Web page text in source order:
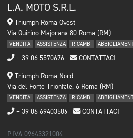
L.A. MOTO S.R.L.
Triumph Roma Ovest
Via Quirino Majorana 80 Roma (RM)
VENDITA ASSISTENZA RICAMBI
+ 39 06 5570676 CONTATTACI
Triumph Roma Nord
Via del Forte Trionfale, 6 Roma (RM)
VENDITA ASSISTENZA RICAMBI
+ 39 06 69403586 CONTATTACI
P.IVA 09643321004